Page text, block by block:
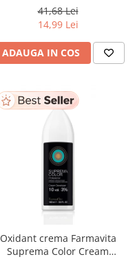
41,68 Lei
14,99 Lei
ADAUGA IN COS
Oxidant crema Farmavita
Suprema Color Cream